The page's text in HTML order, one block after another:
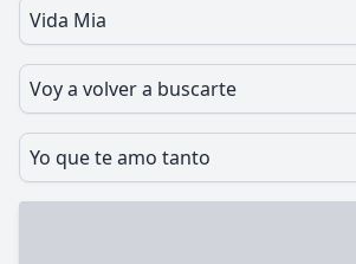
Vida Mia
Voy a volver a buscarte
Yo que te amo tanto